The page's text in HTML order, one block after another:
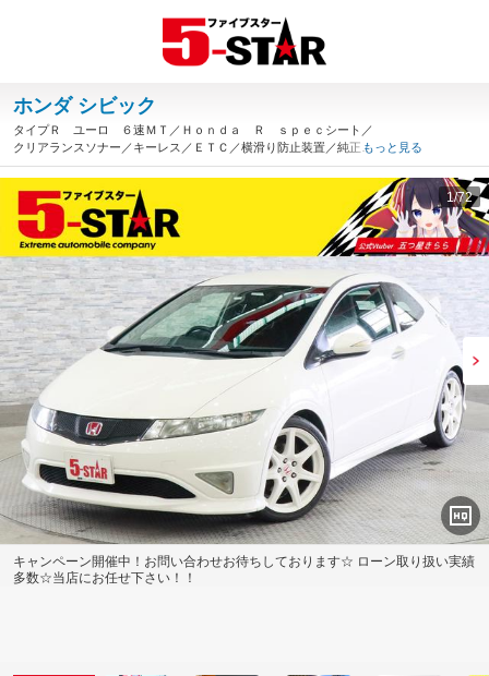
ホンダ シビック
タイプＲ ユーロ ６速ＭＴ／Ｈｏｎｄａ Ｒ ｓｐｅｃシート／
クリアランスソナー／キーレス／ＥＴＣ／横滑り防止装置／純正オ
ーディオ／ＨＩＤヘッドライト／純正ＡＷ／Ｄ記録簿８枚（茨城
県）
もっと見る
1/72
キャンペーン開催中！お問い合わせお待ちしております☆ ローン取り扱い実績
多数☆当店にお任せ下さい！！